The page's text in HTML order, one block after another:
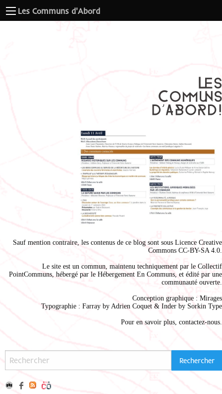
Les Communs d'Abord
Sauf mention contraire, les contenus de ce blog sont sous Licence Creative
Commons CC-BY-SA 4.0.
Le site est un commun, maintenu techniquement par le Collectif
PointCommuns, hébergé par le Hébergement En Communs, et édité par une
communauté ouverte.
Conception graphique : Mirages
Typographie : Farray by Adrien Coquet & Inder by Sorkin Type
Pour en savoir plus, contactez-nous.